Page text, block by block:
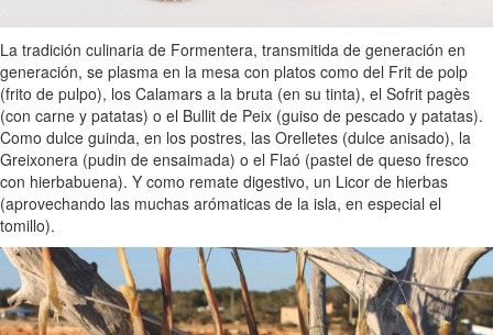
La tradición culinaria de Formentera, transmitida de generación en
generación, se plasma en la mesa con platos como del Frit de polp
(frito de pulpo), los Calamars a la bruta (en su tinta), el Sofrit pagès
(con carne y patatas) o el Bullit de Peix (guiso de pescado y patatas).
Como dulce guinda, en los postres, las Orelletes (dulce anisado), la
Greixonera (pudin de ensaimada) o el Flaó (pastel de queso fresco
con hierbabuena). Y como remate digestivo, un Licor de hierbas
(aprovechando las muchas arómaticas de la isla, en especial el
tomillo).